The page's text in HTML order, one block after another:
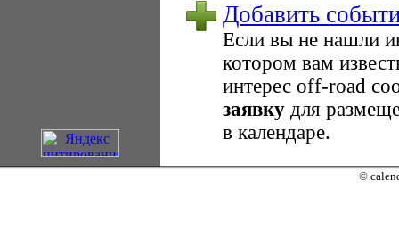
Добавить
Если вы не нашли
котором вам
интерес оff-road
заявку для
в календаре.
©